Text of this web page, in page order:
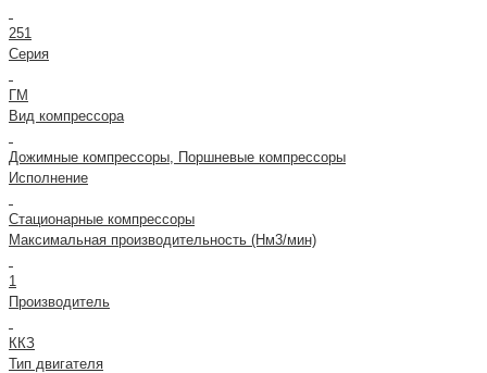
251
Серия
ГМ
Вид компрессора
Дожимные компрессоры, Поршневые компрессоры
Исполнение
Стационарные компрессоры
Максимальная производительность (Нм3/мин)
1
Производитель
ККЗ
Тип двигателя